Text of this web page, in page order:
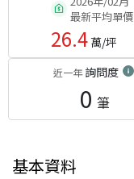
最新平均單價
26.4萬/坪
近一年詢問度
0 筆
基本資料